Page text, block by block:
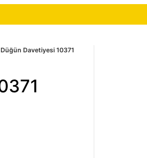
Düğün Davetiyesi 10371